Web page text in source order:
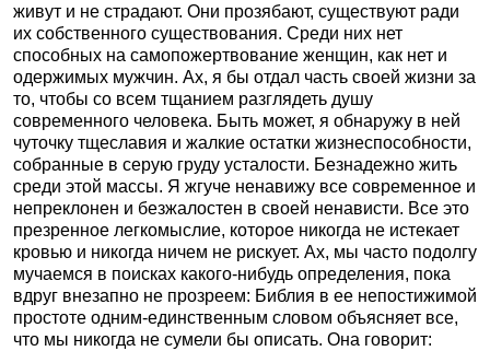
живут и не страдают. Они прозябают, существуют ради
их собственного существования. Среди них нет
способных на самопожертвование женщин, как нет и
одержимых мужчин. Ах, я бы отдал часть своей жизни за
то, чтобы со всем тщанием разглядеть душу
современного человека. Быть может, я обнаружу в ней
чуточку тщеславия и жалкие остатки жизнеспособности,
собранные в серую груду усталости. Безнадежно жить
среди этой массы. Я жгуче ненавижу все современное и
непреклонен и безжалостен в своей ненависти. Все это
презренное легкомыслие, которое никогда не истекает
кровью и никогда ничем не рискует. Ах, мы часто подолгу
мучаемся в поисках какого-нибудь определения, пока
вдруг внезапно не прозреем: Библия в ее непостижимой
простоте одним-единственным словом объясняет все,
что мы никогда не сумели бы описать. Она говорит: